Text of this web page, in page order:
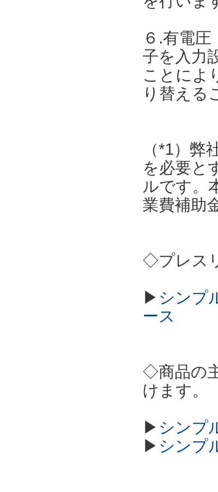
６.有電
子を入力
ことによ
り替える
（*1）
を必要と
ルです。
業費補助
◇プレス
▶ シンプ
ース
◇商品の
けます。
▶ シンプ
▶ シンプ